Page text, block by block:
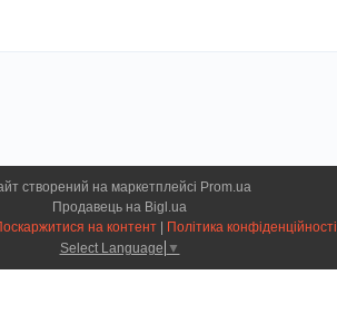
створений на маркетплейсі Prom.ua
Продавець на Bigl.ua
на контент
Політика конфіденційності
Select Language ▼